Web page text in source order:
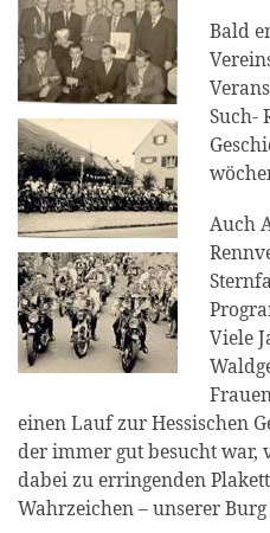
Bald
Such-
Auch
Viele
einen Lauf zur Hessischen
der immer gut besucht war,
dabei zu erringenden
Wahrzeichen – unserer Burg